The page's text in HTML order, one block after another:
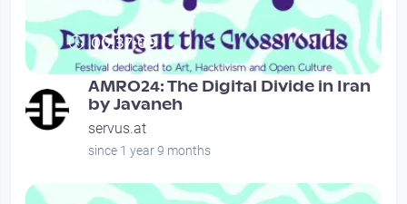
00:37:09
AMRO24: The Digital Divide in Iran
by Javaneh
servus.at
since 1 year 9 months